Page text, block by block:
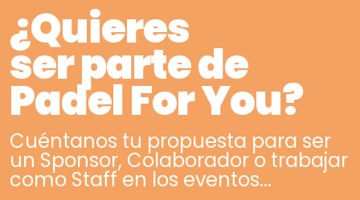
¿Quieres
ser parte de
Padel For You?
Cuéntanos tu propuesta para ser
un Sponsor, Colaborador o trabajar
como Staff en los eventos...